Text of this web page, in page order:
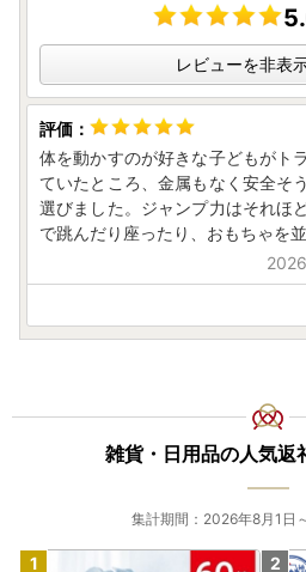
レビューを非表
体を動かすのが好きな子どもがト
ていたところ、金属もなく安全そ
選びました。ジャンプ力はそれほ
で跳んだり座ったり、おもちゃを
雑貨・日用品の人気返
集計期間：2026年8月1日